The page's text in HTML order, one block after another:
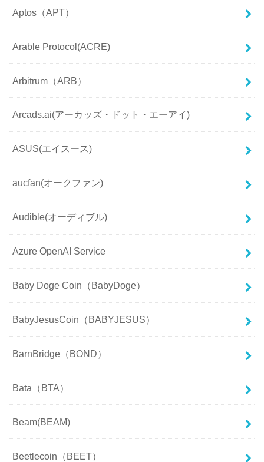
Aptos（APT）
Arable Protocol(ACRE)
Arbitrum（ARB）
Arcads.ai(アーカッズ・ドット・エーアイ)
ASUS(エイスース)
aucfan(オークファン)
Audible(オーディブル)
Azure OpenAI Service
Baby Doge Coin（BabyDoge）
BabyJesusCoin（BABYJESUS）
BarnBridge（BOND）
Bata（BTA）
Beam(BEAM)
Beetlecoin（BEET）